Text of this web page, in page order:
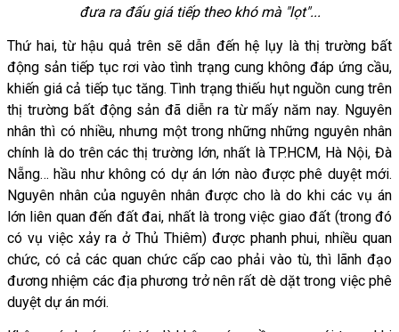
đưa ra đấu giá tiếp theo khó mà "lọt"...
Thứ hai, từ hậu quả trên sẽ dẫn đến hệ lụy là thị trường bất
động sản tiếp tục rơi vào tình trạng cung không đáp ứng cầu,
khiến giá cả tiếp tục tăng. Tình trạng thiếu hụt nguồn cung trên
thị trường bất động sản đã diễn ra từ mấy năm nay. Nguyên
nhân thì có nhiều, nhưng một trong những những nguyên nhân
chính là do trên các thị trường lớn, nhất là TP.HCM, Hà Nội, Đà
Nẵng… hầu như không có dự án lớn nào được phê duyệt mới.
Nguyên nhân của nguyên nhân được cho là do khi các vụ án
lớn liên quan đến đất đai, nhất là trong việc giao đất (trong đó
có vụ việc xảy ra ở Thủ Thiêm) được phanh phui, nhiều quan
chức, có cả các quan chức cấp cao phải vào tù, thì lãnh đạo
đương nhiệm các địa phương trở nên rất dè dặt trong việc phê
duyệt dự án mới.